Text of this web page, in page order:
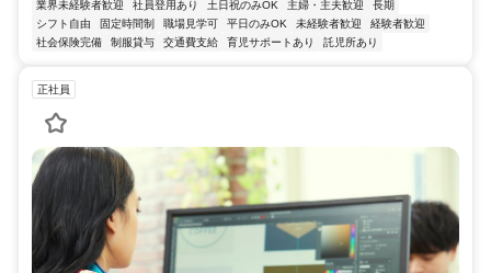
業界未経験者歓迎 社員登用あり 土日祝のみOK 主婦・主夫歓迎
長期
シフト自由
固定時間制 職場見学可 平日のみOK 未経験者歓迎
経験者歓迎
社会保険完備
制服貸与 交通費支給 育児サポートあり 託児所あり
正社員